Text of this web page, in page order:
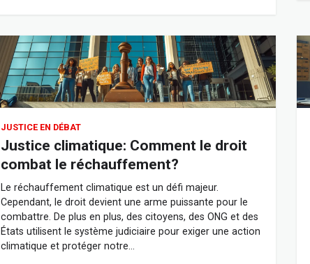
JUSTICE EN DÉBAT
Justice climatique: Comment le droit
combat le réchauffement?
Le réchauffement climatique est un défi majeur.
Cependant, le droit devient une arme puissante pour le
combattre. De plus en plus, des citoyens, des ONG et des
États utilisent le système judiciaire pour exiger une action
climatique et protéger notre…